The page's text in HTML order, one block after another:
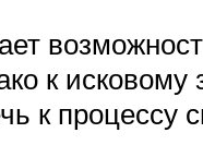
к
к процессу